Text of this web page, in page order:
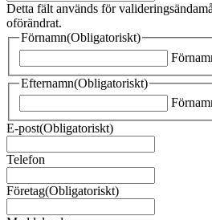
Detta fält används för
oförändrat.
Förnamn(Obligatoriskt)
Efternamn(Obligatoriskt)
E-post(Obligatoriskt)
Telefon
Företag(Obligatoriskt)